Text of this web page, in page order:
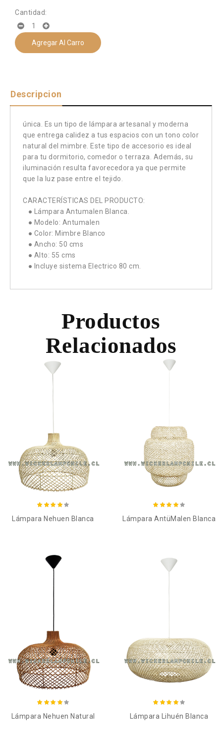
Cantidad:
Agregar Al Carro
Descripcion
única. Es un tipo de lámpara artesanal y moderna
que entrega calidez a tus espacios con un tono color
natural del mimbre. Este tipo de accesorio es ideal
para tu dormitorio, comedor o terraza. Además, su
iluminación resulta favorecedora ya que permite
que la luz pase entre el tejido.
CARACTERÍSTICAS DEL PRODUCTO:
● Lámpara Antumalen Blanca.
● Modelo: Antumalen
● Color: Mimbre Blanco
● Ancho: 50 cms
● Alto: 55 cms
● Incluye sistema Electrico 80 cm.
Productos
Relacionados
Añadir al carro
Lámpara Nehuen Blanca
Añadir al carro
Lámpara AntüMalen Blanca
Añadir al carro
Lámpara Nehuen Natural
Añadir al carro
Lámpara Lihuén Blanca